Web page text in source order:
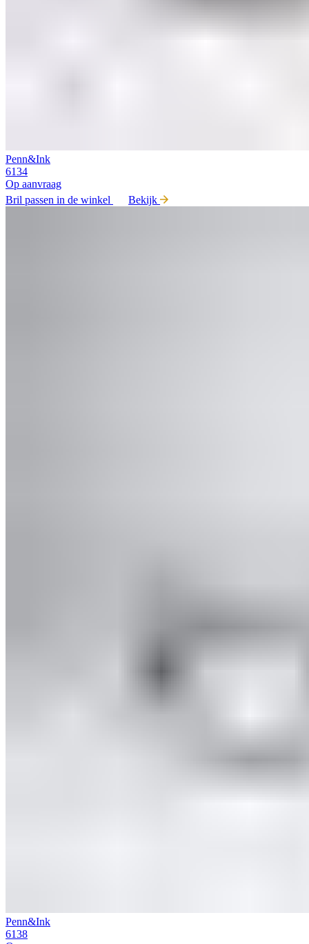
Penn&Ink
6134
Op aanvraag
Bril passen in de winkel
Bekijk
Penn&Ink
6138